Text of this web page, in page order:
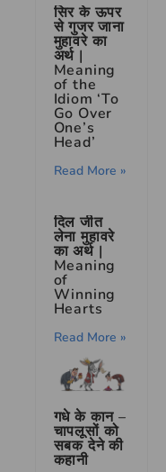
सिर के ऊपर
से गुजर जाना
मुहावरे का
अर्थ |
Meaning
of the
Idiom ‘To
Go Over
One’s
Head’
Read More »
दिल जीत
लेना मुहावरे
का अर्थ |
Meaning
of
Winning
Hearts
Read More »
गधे के कान –
चापलूसों को
सबक देने की
कहानी